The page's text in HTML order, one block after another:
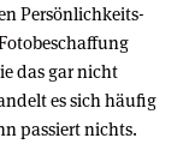
Persönlichkeits-
das gar nicht
es sich häufig
passiert nichts.